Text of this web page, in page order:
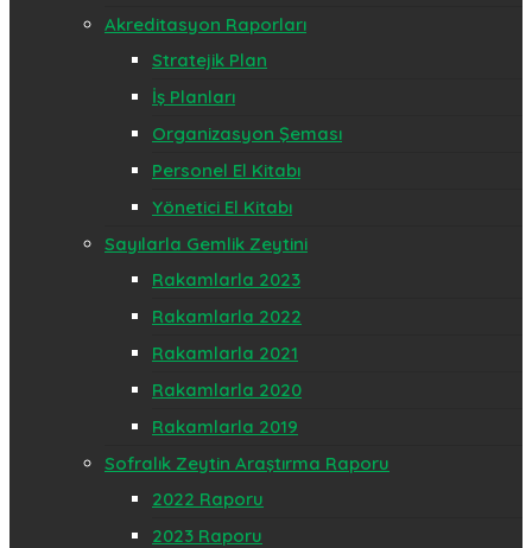
Akreditasyon Raporları
Stratejik Plan
İş Planları
Organizasyon Şeması
Personel El Kitabı
Yönetici El Kitabı
Sayılarla Gemlik Zeytini
Rakamlarla 2023
Rakamlarla 2022
Rakamlarla 2021
Rakamlarla 2020
Rakamlarla 2019
Sofralık Zeytin Araştırma Raporu
2022 Raporu
2023 Raporu